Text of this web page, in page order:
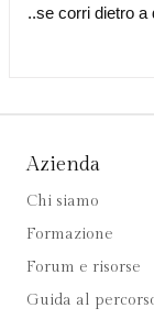
..se corri dietro a
Azienda
Chi siamo
Formazione
Forum e risorse
Guida al